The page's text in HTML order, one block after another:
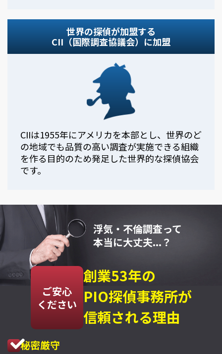
世界の探偵が加盟する
CII（国際調査協議会）に加盟
CIIは1955年にアメリカを本部とし、世界のど
の地域でも品質の高い調査が実施できる組織
を作る目的のため発足した世界的な探偵協会
です。
浮気・不倫調査って
本当に大丈夫...？
ご安心
ください
創業53年の
PIO探偵事務所が
信頼される理由
秘密厳守